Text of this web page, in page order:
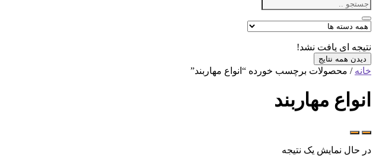
نتیجه ای یافت نشد!
دیدن همه نتایج
خانه / محصولات برچسب خورده “انواع مهاربند”
انواع مهاربند
در حال نمایش یک نتیجه